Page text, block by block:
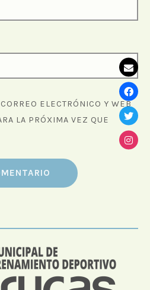
ELECTRÓNICO Y WEB
LA PRÓXIMA VEZ QUE